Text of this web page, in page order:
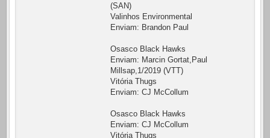
(SAN)
Valinhos Environmental
Enviam: Brandon Paul
Osasco Black Hawks
Enviam: Marcin Gortat,Paul
Millsap,1/2019 (VTT)
Vitória Thugs
Enviam: CJ McCollum
Osasco Black Hawks
Enviam: CJ McCollum
Vitória Thugs